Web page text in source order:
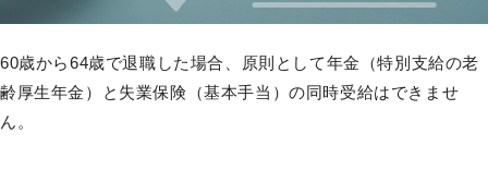
60歳から64歳で退職した場合、原則として年金（特別支給の老
齢厚生年金）と失業保険（基本手当）の同時受給はできませ
ん。